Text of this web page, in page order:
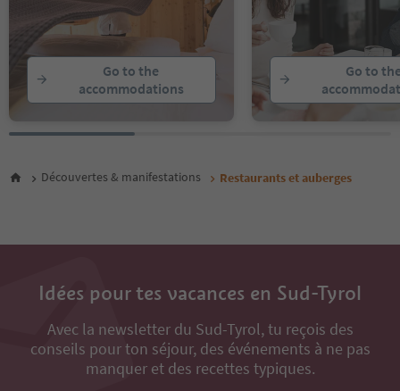
Go to the
accommodations
Go to
Découvertes & manifestations Restaurants et auberges
Idées pour tes vacances en Sud-Tyrol
Avec la newsletter du Sud-Tyrol, tu reçois des
conseils pour ton séjour, des événements à ne pas
manquer et des recettes typiques.